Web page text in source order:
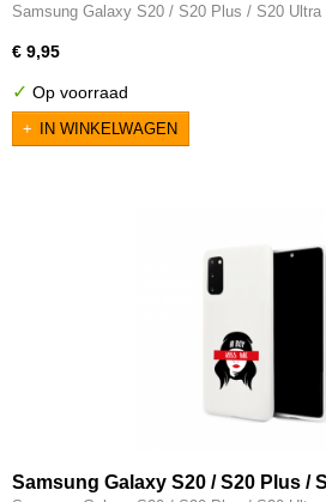
hoesje - Lippenstift kusjes
Samsung Galaxy S20 / S20 Plus / S20
€ 9,95
✓ Op voorraad
IN WINKELWAGEN
Samsung Galaxy S20 / S20 Plus /